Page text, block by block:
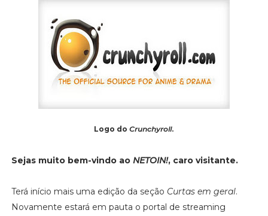
Logo doCrunchyroll.
Sejas muito bem-vindo ao NETOIN!, caro visitante.
Terá início mais uma edição da seção Curtas em geral.
Novamente estará em pauta o portal de streaming